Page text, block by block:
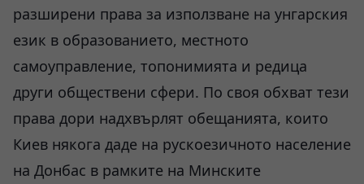
разширени права за използване на унгарския
език в образованието, местното
самоуправление, топонимията и редица
други обществени сфери. По своя обхват тези
права дори надхвърлят обещанията, които
Киев някога даде на рускоезичното население
на Донбас в рамките на Минските